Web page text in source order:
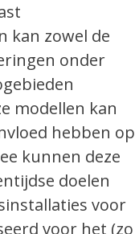
kan zowel de
onder
modellen kan
hebben op
kunnen deze
doelen
voor
voor het (zo